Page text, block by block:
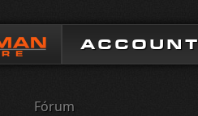
ACCOUNT
Fórum